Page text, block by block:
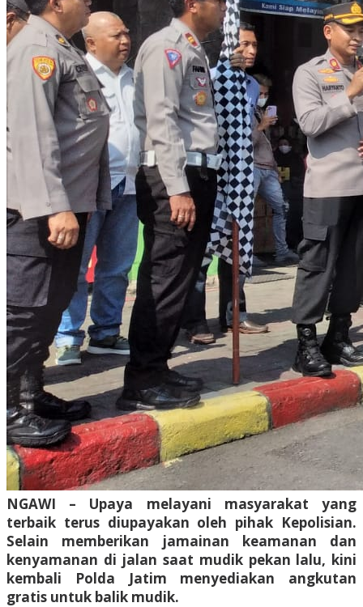
NGAWI – Upaya melayani masyarakat yang
terbaik terus diupayakan oleh pihak Kepolisian.
Selain memberikan jamainan keamanan dan
kenyamanan di jalan saat mudik pekan lalu, kini
kembali Polda Jatim menyediakan angkutan
gratis untuk balik mudik.